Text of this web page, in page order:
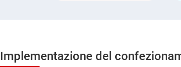
Implementazione del